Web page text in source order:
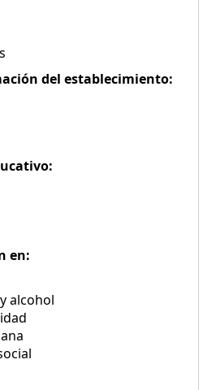
del establecimiento:
en:
alcohol